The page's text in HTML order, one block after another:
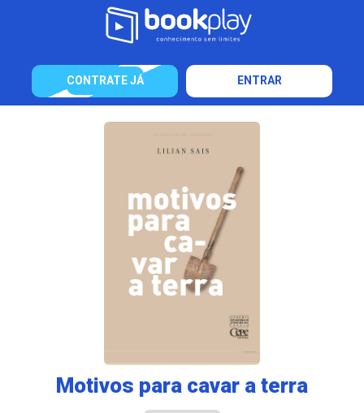
CONTRATE JÁ ENTRAR
Motivos para cavar a terra